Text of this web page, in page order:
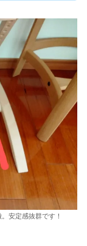
安定感抜群です！